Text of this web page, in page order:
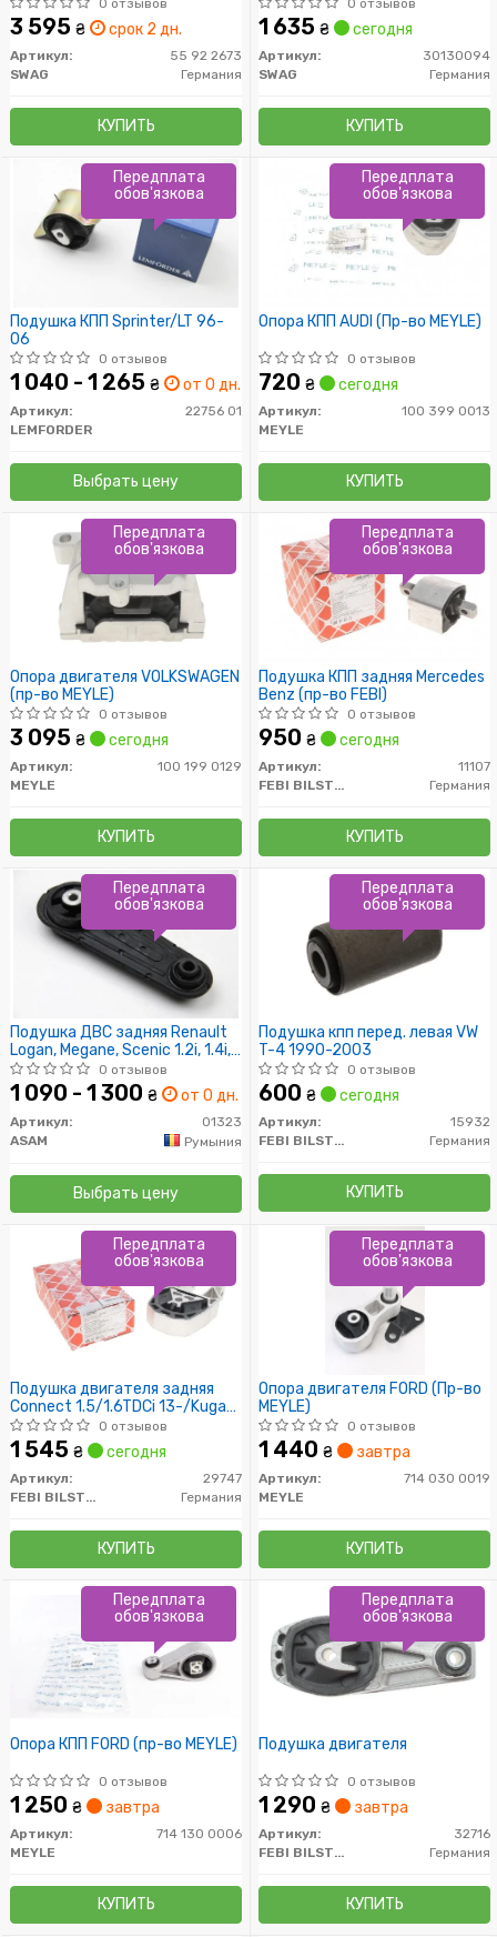
0 отзывов
3 595 ₴ срок 2 дн.
Артикул:
55 92 2673
SWAG
Германия
КУПИТЬ
0 отзывов
1 635 ₴ сегодня
Артикул:
30130094
SWAG
Германия
КУПИТЬ
Подушка КПП Sprinter/LT 96-
06
0 отзывов
1 040 - 1 265 ₴ от 0 дн.
Артикул:
22756 01
LEMFORDER
Выбрать цену
Передплата
обов'язкова
Опора КПП AUDI (Пр-во MEYLE)
0 отзывов
720 ₴ сегодня
Артикул:
100 399 0013
MEYLE
КУПИТЬ
Передплата
обов'язкова
Опора двигателя VOLKSWAGEN
(пр-во MEYLE)
0 отзывов
3 095 ₴ сегодня
Артикул:
100 199 0129
MEYLE
КУПИТЬ
Передплата
обов'язкова
Подушка КПП задняя Mercedes
Benz (пр-во FEBI)
0 отзывов
950 ₴ сегодня
Артикул:
11107
FEBI BILSTEIN
Германия
КУПИТЬ
Передплата
обов'язкова
Подушка ДВС задняя Renault
Logan, Megane, Scenic 1.2i, 1.4i,
1.5d, 1.6i (01323) Asam
0 отзывов
1 090 - 1 300 ₴ от 0 дн.
Артикул:
01323
ASAM
Румыния
Выбрать цену
Передплата
обов'язкова
Подушка кпп перед. левая VW
T-4 1990-2003
0 отзывов
600 ₴ сегодня
Артикул:
15932
FEBI BILSTEIN
Германия
КУПИТЬ
Передплата
обов'язкова
Подушка двигателя задняя
Connect 1.5/1.6TDCi 13-/Kuga
I/II 2.0TDCi 08-0 отзывов
1 545 ₴ сегодня
Артикул:
29747
FEBI BILSTEIN
Германия
КУПИТЬ
Передплата
обов'язкова
Опора двигателя FORD (Пр-во
MEYLE)
0 отзывов
1 440 ₴ завтра
Артикул:
714 030 0019
MEYLE
КУПИТЬ
Передплата
обов'язкова
Опора КПП FORD (пр-во MEYLE)
0 отзывов
1 250 ₴ завтра
Артикул:
714 130 0006
MEYLE
КУПИТЬ
Передплата
обов'язкова
Подушка двигателя
0 отзывов
1 290 ₴ завтра
Артикул:
32716
FEBI BILSTEIN
Германия
КУПИТЬ
Передплата
обов'язкова